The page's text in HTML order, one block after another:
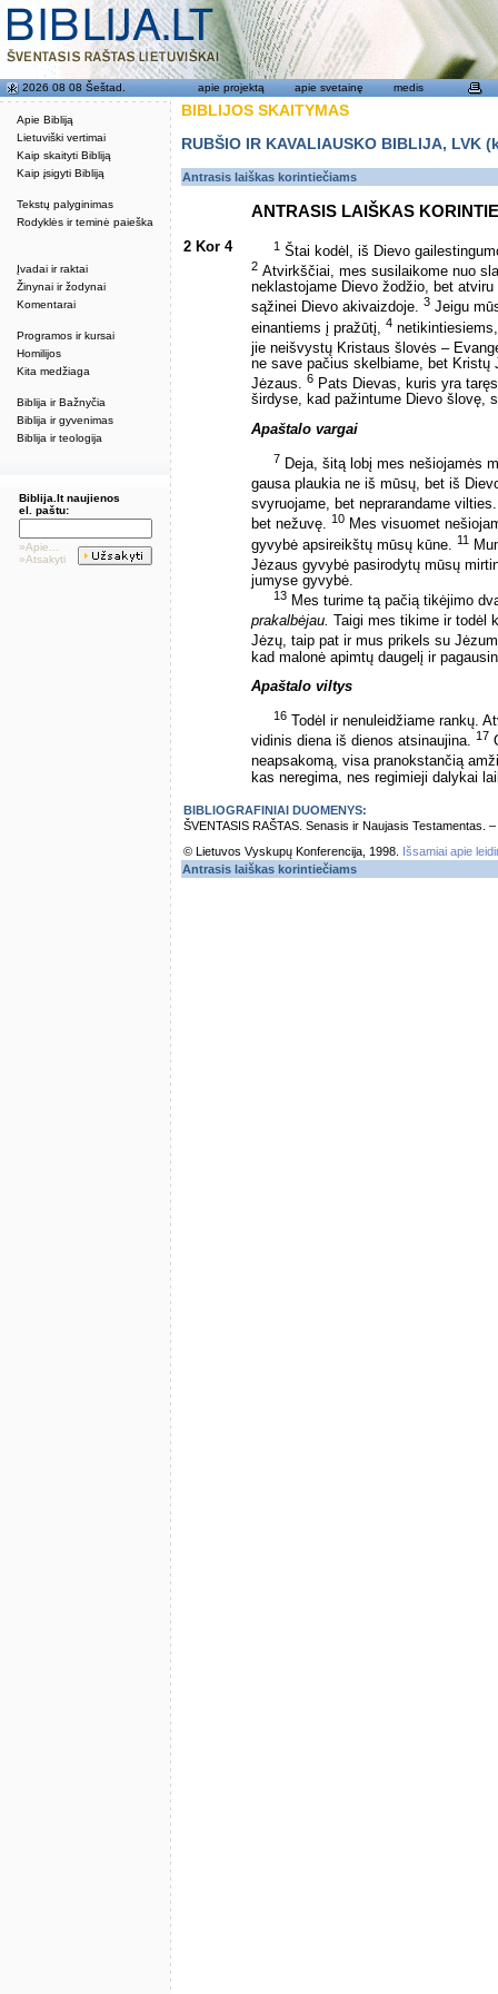
Apie Bibliją
Lietuviški vertimai
Kaip skaityti Bibliją
Kaip įsigyti Bibliją
Tekstų palyginimas
Rodyklės ir teminė paieška
Įvadai ir raktai
Žinynai ir žodynai
Komentarai
Programos ir kursai
Homilijos
Kita medžiaga
Biblija ir Bažnyčia
Biblija ir gyvenimas
Biblija ir teologija
2026 08 08 Šeštad. apie projektą apie svetainę medis
Biblija.lt naujienos
el. paštu:
»Apie...
»Atsakyti
BIBLIJOS SKAITYMAS
RUBŠIO IR KAVALIAUSKO BIBLIJA,
Antrasis laiškas korintiečiams
ANTRASIS LAIŠKAS
2 Kor 4 1 Štai kodėl, iš Dievo
2 Atvirkščiai, mes susilaikome nuo
neklastojame Dievo žodžio, bet
sąžinei Dievo akivaizdoje. 3 Jeigu
einantiems į pražūtį, 4
jie neišvystų Kristaus šlovės –
ne save pačius skelbiame, bet
Jėzaus. 6 Pats Dievas, kuris yra
širdyse, kad pažintume Dievo šlovę,
Apaštalo vargai
7 Deja, šitą lobį mes nešiojamės
gausa plaukia ne iš mūsų, bet iš
svyruojame, bet neprarandame
bet nežuvę. 10 Mes visuomet
gyvybė apsireikštų mūsų kūne.
11
Jėzaus gyvybė pasirodytų mūsų
jumyse gyvybė.
13 Mes turime tą pačią tikėjimo
prakalbėjau.
Taigi mes tikime ir todėl
Jėzų, taip pat ir mus prikels su
kad malonė apimtų daugelį ir
Apaštalo viltys
16 Todėl ir nenuleidžiame rankų.
vidinis diena iš dienos atsinaujina. 17
neapsakomą, visa pranokstančią
kas neregima, nes regimieji dalykai
BIBLIOGRAFINIAI DUOMENYS:
ŠVENTASIS RAŠTAS. Senasis ir Naujasis Testamentas.
© Lietuvos Vyskupų Konferencija, 1998.
Išsamiai apie
Antrasis laiškas korintiečiams